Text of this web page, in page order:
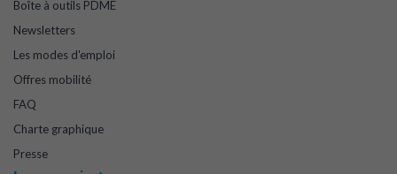
Boîte à outils PDME
Newsletters
Les modes d'emploi
Offres mobilité
FAQ
Charte graphique
Presse